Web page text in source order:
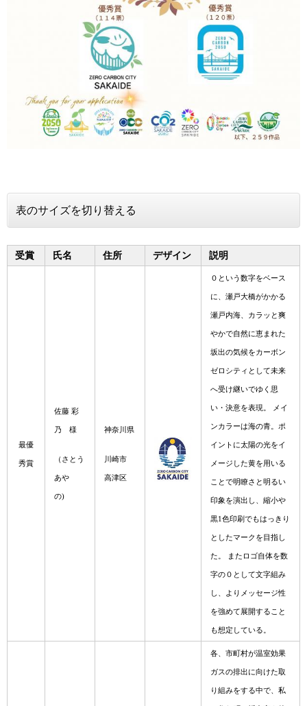
表のサイズを切り替える
受賞 氏名 住所 デザイン 説明
最優
秀賞
佐藤 彩
乃 様
（さとう
あや
の)
神奈川県
川崎市
高津区
０という数字をベース
に、瀬戸大橋がかかる
瀬戸内海、カラッと爽
やかで自然に恵まれた
坂出の気候をカーボン
ゼロシティとして未来
へ受け継いでゆく思
い・決意を表現。 メイ
ンカラーは海の青。ポ
イントに太陽の光をイ
メージした黄を用いる
ことで明瞭さと明るい
印象を演出し、縮小や
黒1色印刷でもはっきり
としたマークを目指し
た。 またロゴ自体を数
字の０として文字組み
し、よりメッセージ性
を強めて展開すること
も想定している。
各、市町村が温室効果
ガスの排出に向けた取
り組みをする中で、私